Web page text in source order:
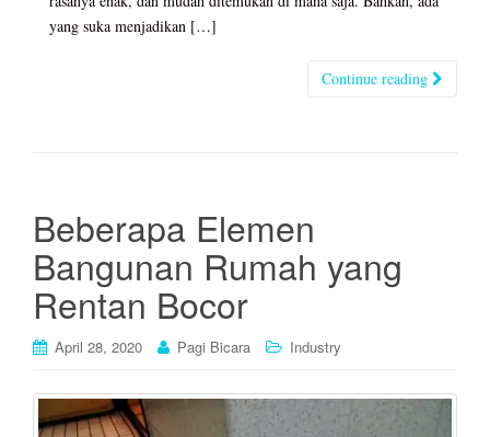
yang suka menjadikan […]
Continue reading
Beberapa Elemen
Bangunan Rumah yang
Rentan Bocor
April 28, 2020 Pagi Bicara Industry